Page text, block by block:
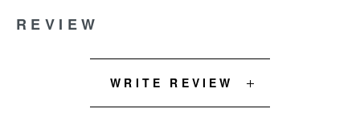
REVIEW
WRITE REVIEW